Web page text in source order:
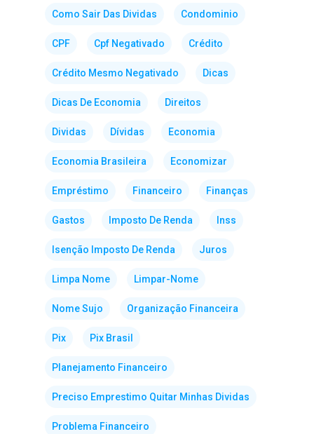
Como Sair Das Dividas Condominio
CPF Cpf Negativado Crédito
Crédito Mesmo Negativado Dicas
Dicas De Economia Direitos
Dividas Dívidas Economia
Economia Brasileira Economizar
Empréstimo Financeiro Finanças
Gastos Imposto De Renda Inss
Isenção Imposto De Renda Juros
Limpa Nome Limpar-Nome
Nome Sujo Organização Financeira
Pix Pix Brasil
Planejamento Financeiro
Preciso Emprestimo Quitar Minhas Dividas
Problema Financeiro